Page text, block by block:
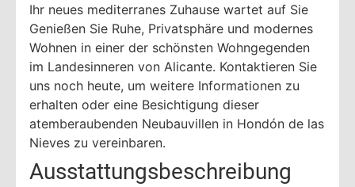
Ihr neues mediterranes Zuhause wartet auf Sie
Genießen Sie Ruhe, Privatsphäre und modernes
Wohnen in einer der schönsten Wohngegenden
im Landesinneren von Alicante. Kontaktieren Sie
uns noch heute, um weitere Informationen zu
erhalten oder eine Besichtigung dieser
atemberaubenden Neubauvillen in Hondón de las
Nieves zu vereinbaren.
Ausstattungsbeschreibung